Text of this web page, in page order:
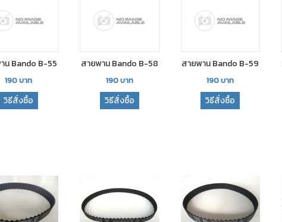
น Bando B-55
190บาท
วิธีสั่งซื้อ
สายพาน Bando B-58
190บาท
วิธีสั่งซื้อ
สายพาน Bando B-59
190บาท
วิธีสั่งซื้อ